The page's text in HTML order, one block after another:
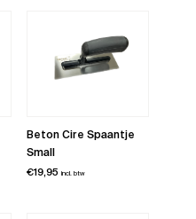
Beton Cire Spaantje
Small
€19,95 incl. btw